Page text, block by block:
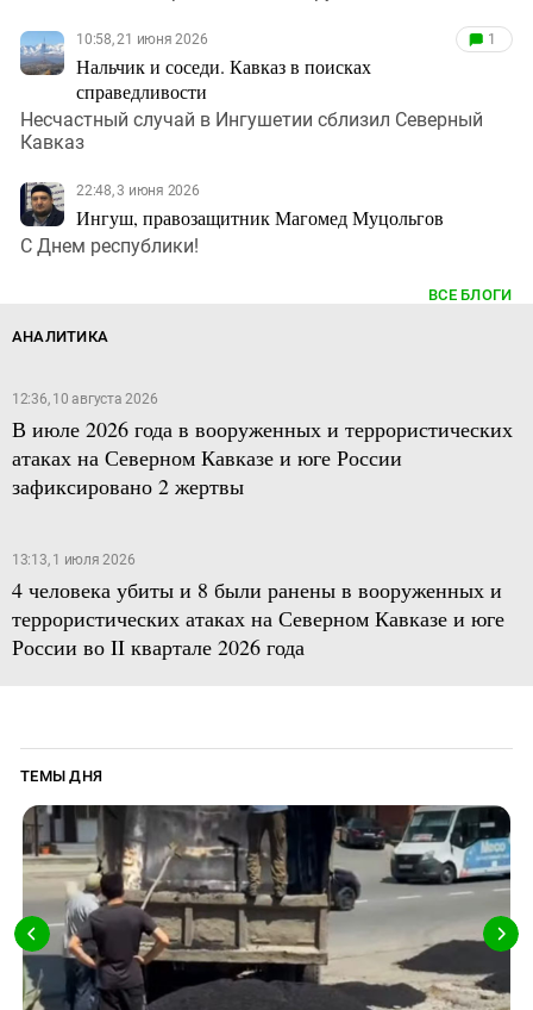
10:58, 21 июня 2026
Нальчик и соседи. Кавказ в поисках
справедливости
1
Несчастный случай в Ингушетии сблизил Северный
Кавказ
22:48, 3 июня 2026
Ингуш, правозащитник Магомед Муцольгов
С Днем республики!
ВСЕ БЛОГИ
АНАЛИТИКА
12:36, 10 августа 2026
В июле 2026 года в вооруженных и террористических
атаках на Северном Кавказе и юге России
зафиксировано 2 жертвы
13:13, 1 июля 2026
4 человека убиты и 8 были ранены в вооруженных и
террористических атаках на Северном Кавказе и юге
России во II квартале 2026 года
ТЕМЫ ДНЯ